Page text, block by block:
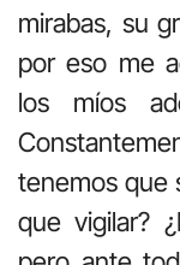
mirabas, su
por eso me
los míos
tenemos que
que vigilar?